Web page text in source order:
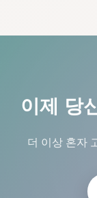
이제 당
더 이상 혼자